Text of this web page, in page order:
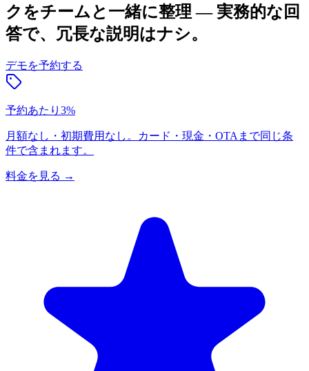
クをチームと一緒に整理 — 実務的な回
答で、冗長な説明はナシ。
デモを予約する
予約あたり3%
月額なし・初期費用なし。カード・現金・OTAまで同じ条
件で含まれます。
料金を見る →